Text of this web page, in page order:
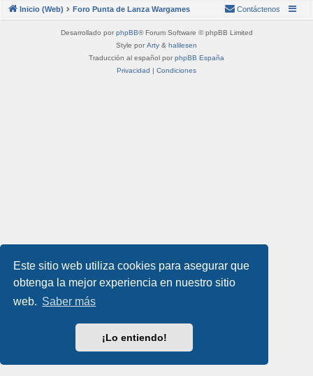
Este sitio web utiliza cookies para asegurar que
obtenga la mejor experiencia en nuestro sitio
web. Saber más
¡Lo entiendo!
Inicio (Web) Foro Punta de Lanza Wargames Contáctenos
Desarrollado por phpBB® Forum Software © phpBB Limited
Style por Arty & halilesen
Traducción al español por phpBB España
Privacidad | Condiciones